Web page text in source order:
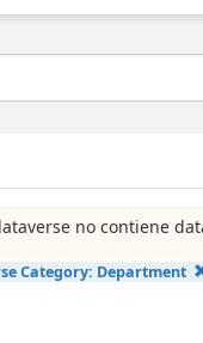
no contiene
Category: Department